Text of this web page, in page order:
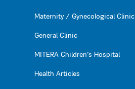
Maternity / Gynecological Clinic
General Clinic
MITERA Children’s Hospital
Health Articles